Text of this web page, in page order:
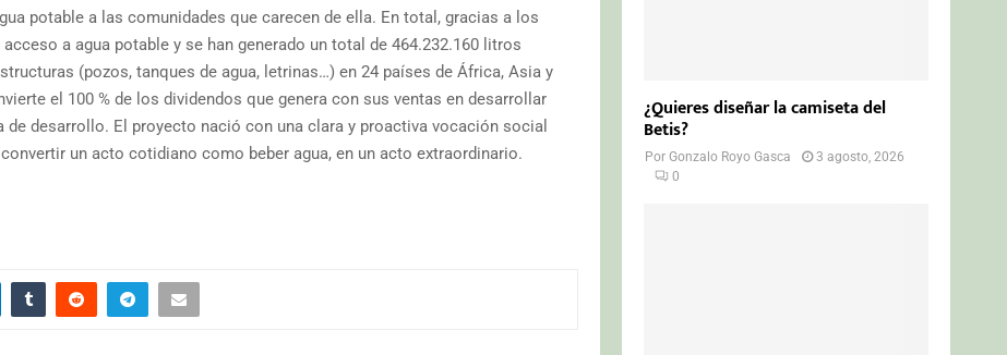
potable a las comunidades que carecen de ella. En total, gracias a los
a agua potable y se han generado un total de 464.232.160 litros
(pozos, tanques de agua, letrinas…) en 24 países de África, Asia y
el 100 % de los dividendos que genera con sus ventas en desarrollar
desarrollo. El proyecto nació con una clara y proactiva vocación social
un acto cotidiano como beber agua, en un acto extraordinario.
¿Quieres diseñar la camiseta del
Betis?
PorGonzalo Royo Gasca
3 agosto, 2026
0